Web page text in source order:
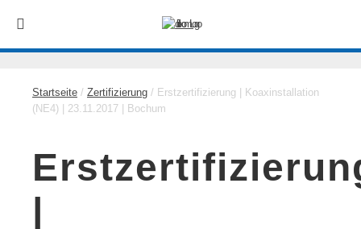
Startseite / Zertifizierung / Erstzertifizierung | Koaxinstallation
(NE4) | 23.11.2017 | Bochum
|